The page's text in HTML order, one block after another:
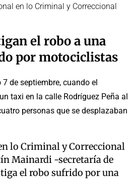
en lo Criminal y Correccional
el robo a una
por motociclistas
de septiembre, cuando el
taxi en la calle Rodríguez Peña al
personas que se desplazaban
lo Criminal y Correccional
Mainardi -secretaría de
el robo sufrido por una